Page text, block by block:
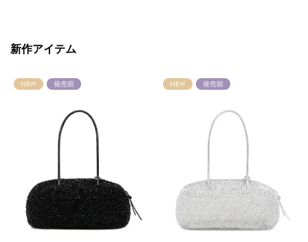
新作アイテム
NEW 発売前 NEW 発売前